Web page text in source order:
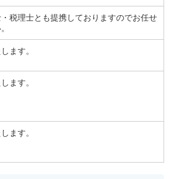
税理士とも提携しておりますのでお任せ
ます。
ます。
ます。